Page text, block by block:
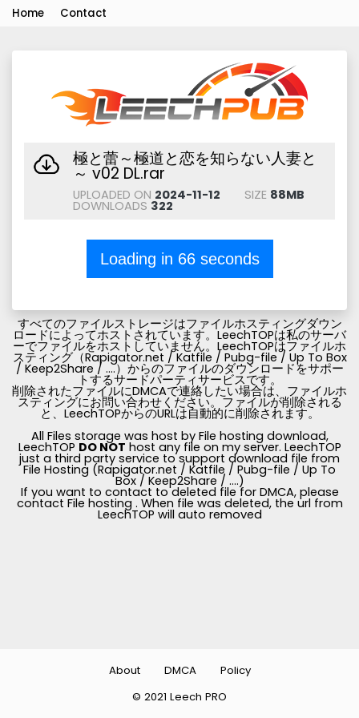
Home Contact
極と蕾～極道と恋を知らない人妻と
～ v02 DL.rar
UPLOADED ON 2024-11-12 SIZE 88MB
DOWNLOADS 322
Loading in 66seconds
すべてのファイルストレージはファイルホスティングダウン
ロードによってホストされています。LeechTOPは私のサーバ
ーでファイルをホストしていません。LeechTOPはファイルホ
スティング（Rapigator.net / Katfile / Pubg-file / Up To Box
/ Keep2Share / ....）からのファイルのダウンロードをサポー
トするサードパーティサービスです。
削除されたファイルにDMCAで連絡したい場合は、ファイルホ
スティングにお問い合わせください。ファイルが削除される
と、LeechTOPからのURLは自動的に削除されます。
All Files storage was host by File hosting download,
LeechTOP DO NOT host any file on my server. LeechTOP
just a third party service to support download file from
File Hosting (Rapigator.net / Katfile / Pubg-file / Up To
Box / Keep2Share / ....)
If you want to contact to deleted file for DMCA, please
contact File hosting . When file was deleted, the url from
LeechTOP will auto removed
© 2021 Leech PRO
About DMCA Policy